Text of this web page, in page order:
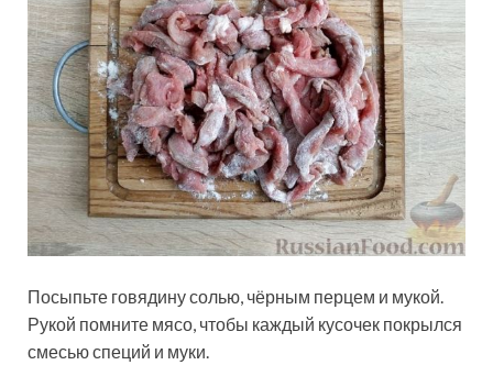
Посыпьте говядину солью, чёрным перцем и мукой.
Рукой помните мясо, чтобы каждый кусочек покрылся
смесью специй и муки.